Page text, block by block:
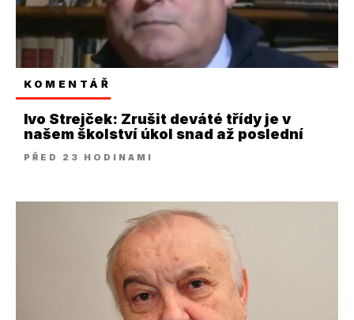
KOMENTÁŘ
Ivo Strejček: Zrušit deváté třídy je v
našem školství úkol snad až poslední
PŘED 23 HODINAMI